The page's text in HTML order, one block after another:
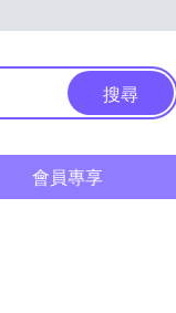
搜尋
會員專享